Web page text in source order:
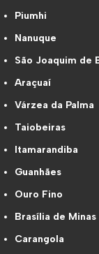
Piumhi
Nanuque
São Joaquim de
Araçuaí
Várzea da Palma
Taiobeiras
Itamarandiba
Guanhães
Ouro Fino
Brasília de Minas
Carangola